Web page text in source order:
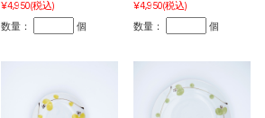
¥4,950(税込)
数量： 個
¥4,950(税込)
数量： 個